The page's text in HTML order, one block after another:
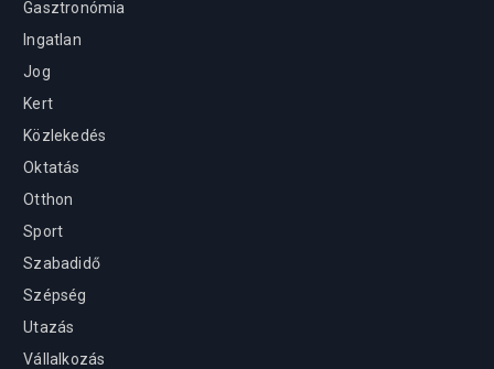
Gasztronómia
Ingatlan
Jog
Kert
Közlekedés
Oktatás
Otthon
Sport
Szabadidő
Szépség
Utazás
Vállalkozás